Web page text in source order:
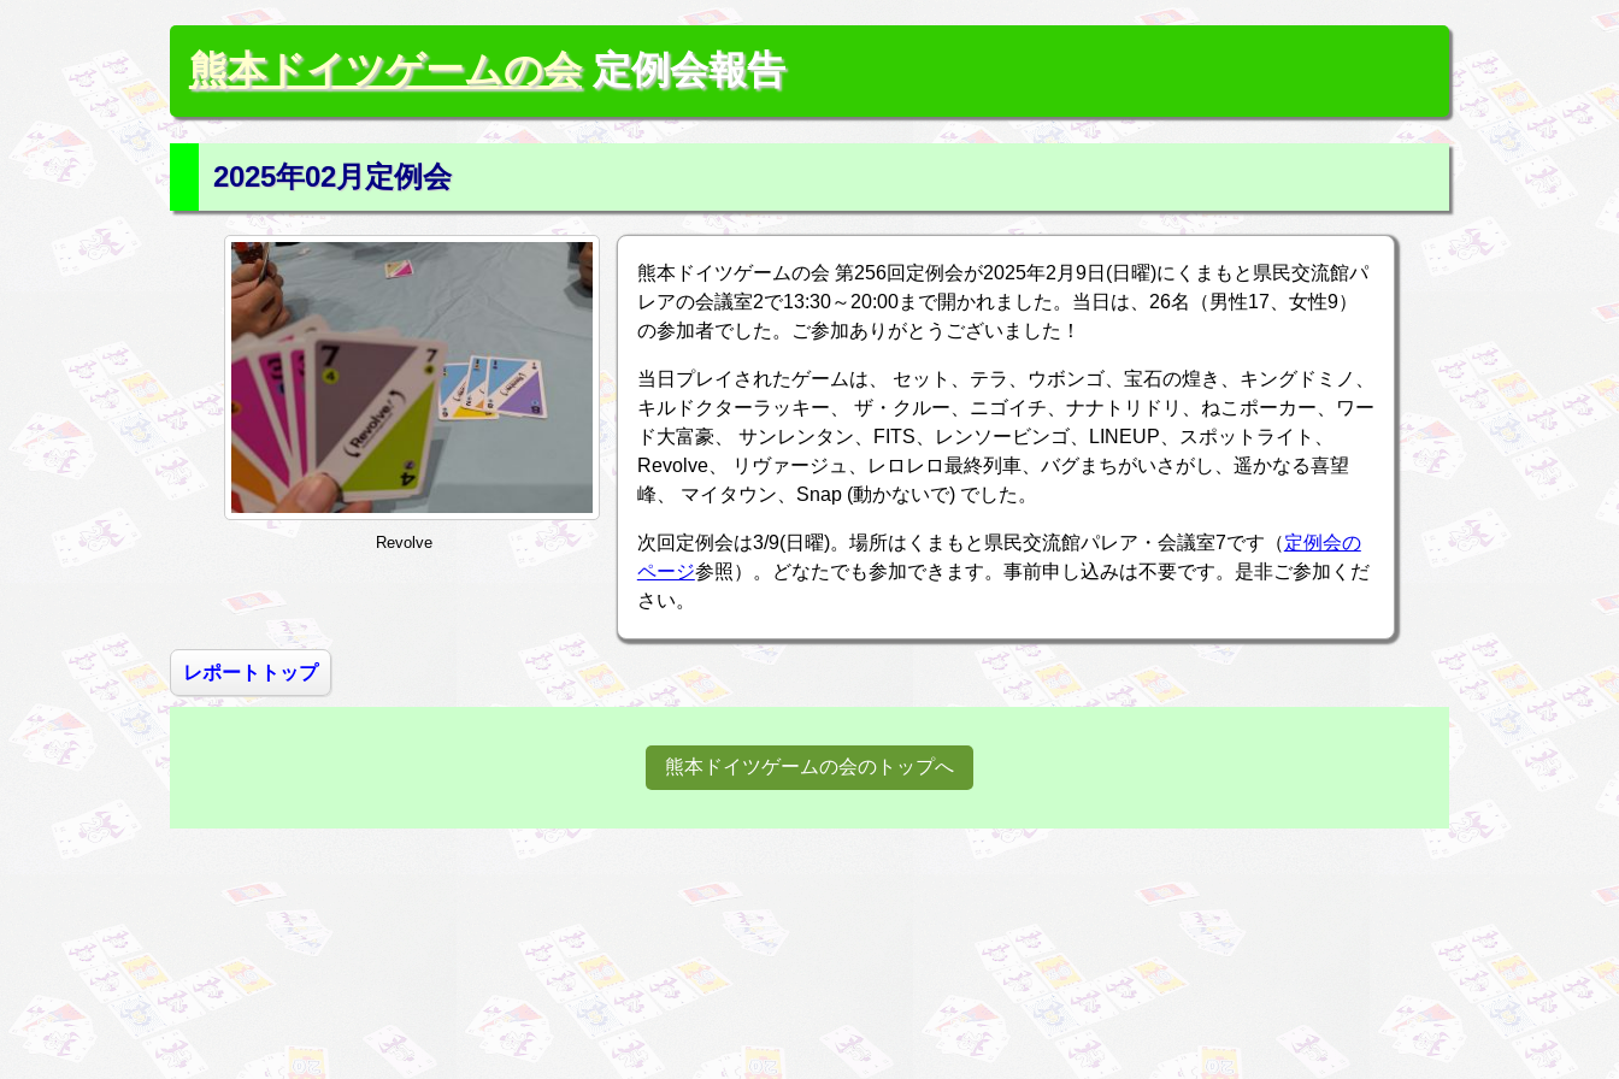
熊本ドイツゲームの会定例会報告
2025年02月定例会
Revolve
熊本ドイツゲームの会 第256回定例会が2025年2月9日(日曜)にくまもと県民交流館パ
レアの会議室2で13:30～20:00まで開かれました。当日は、26名（男性17、女性9）
の参加者でした。ご参加ありがとうございました！
当日プレイされたゲームは、 セット、テラ、ウボンゴ、宝石の煌き、キングドミノ、
キルドクターラッキー、 ザ・クルー、ニゴイチ、ナナトリドリ、ねこポーカー、ワー
ド大富豪、 サンレンタン、FITS、レンソービンゴ、LINEUP、スポットライト、
Revolve、 リヴァージュ、レロレロ最終列車、バグまちがいさがし、遥かなる喜望
峰、 マイタウン、Snap (動かないで) でした。
次回定例会は3/9(日曜)。場所はくまもと県民交流館パレア・会議室7です（定例会の
ページ参照）。どなたでも参加できます。事前申し込みは不要です。是非ご参加くだ
さい。
レポートトップ
熊本ドイツゲームの会のトップへ